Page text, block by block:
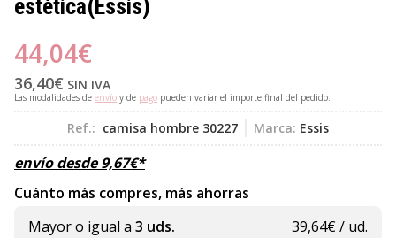
estética(Essis)
44,04€
36,40€ SIN IVA
Las modalidades de envío y de pago pueden variar el importe final del pedido.
Ref.: camisa hombre 30227 Marca: Essis
envío desde9,67€*
Cuánto más compres, más ahorras
Mayor o igual a 3 uds. 39,64€ / ud.